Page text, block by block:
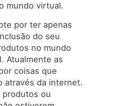
mundo virtual.
por ter apenas
do seu
no mundo
Atualmente as
coisas que
através da internet.
produtos ou